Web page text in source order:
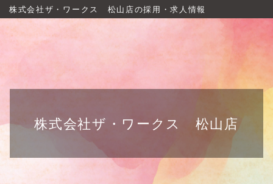
株式会社ザ・ワークス 松山店の採用・求人情報
株式会社ザ・ワークス 松山店